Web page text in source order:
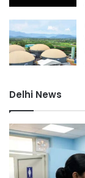
Delhi News
दिल्ली
रिज
को
हरा-